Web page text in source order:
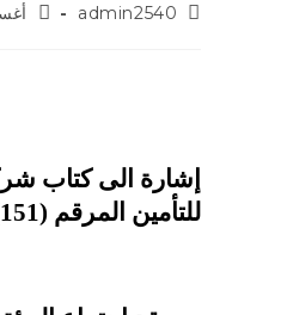
admin2540
إشارة الى كتاب
للتأمين المرقم (151) في 7/8/2016.